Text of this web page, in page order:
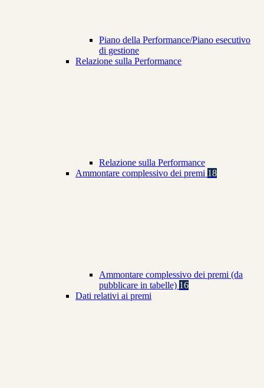
Piano della Performance/Piano esecutivo
di gestione
Relazione sulla Performance
Relazione sulla Performance
Ammontare complessivo dei premi 18
Ammontare complessivo dei premi (da
pubblicare in tabelle) 16
Dati relativi ai premi